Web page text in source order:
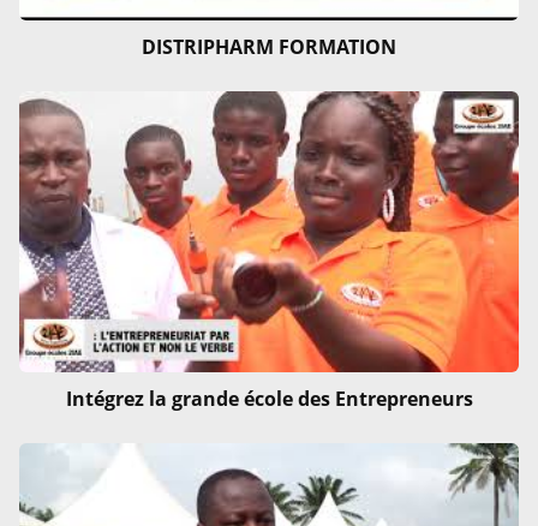
DISTRIPHARM FORMATION
Intégrez la grande école des Entrepreneurs